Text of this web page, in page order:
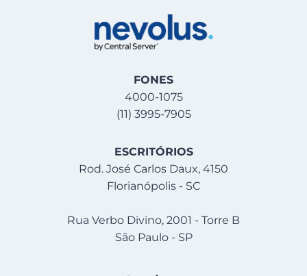
FONES
4000-1075
(11) 3995-7905
ESCRITÓRIOS
Rod. José Carlos Daux, 4150
Florianópolis - SC
Rua Verbo Divino, 2001 - Torre B
São Paulo - SP